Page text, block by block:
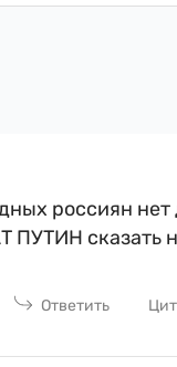
россиян нет
ПУТИН сказать
Ответить